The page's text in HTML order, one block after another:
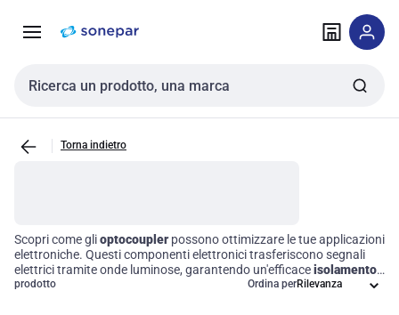
navigazione alla
Cerca input
Torna indietro
Scopri come glioptocouplerpossono ottimizzare le tue applicazioni
elettroniche. Questi componenti elettronici trasferiscono segnali
elettrici tramite onde luminose, garantendo un'efficaceisolamento
elettrico
tra ingresso e uscita. Utilizzati in numerosi contesti, gli
prodotto Ordina per